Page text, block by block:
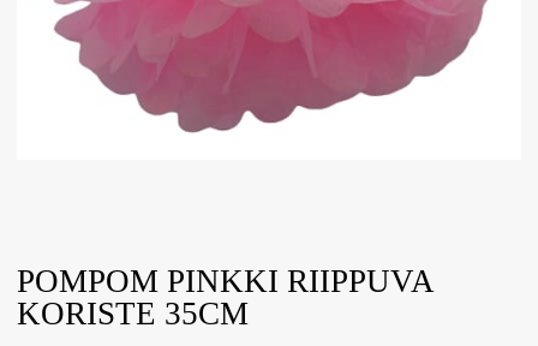
POMPOM PINKKI RIIPPUVA
KORISTE 35CM